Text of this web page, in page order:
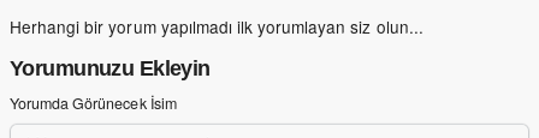
Herhangi bir yorum yapılmadı ilk yorumlayan siz olun...
Yorumunuzu Ekleyin
Yorumda Görünecek İsim